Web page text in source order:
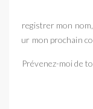
Enregistrer mon
pour mon prochain
Prévenez-moi de